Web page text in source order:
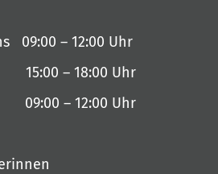
09:00 – 12:00 Uhr
– 18:00 Uhr
– 12:00 Uhr